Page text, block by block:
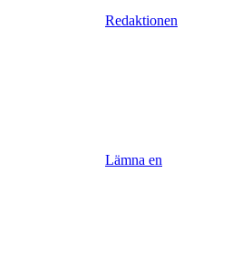
Redaktionen
Lämna en